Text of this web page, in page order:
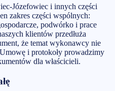
Józefowiec i innych części
zakres części wspólnych:
podwórko i prace
klientów przedłuża
że temat wykonawcy nie
i protokoły prowadzimy
dla właścicieli.